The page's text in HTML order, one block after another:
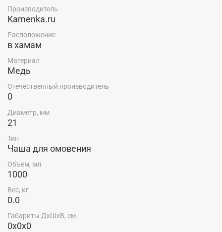
Производитель
Kamenka.ru
Расположение
в хамам
Материал
Медь
Отечественный производитель
0
Диаметр, мм
21
Тип
Чаша для омовения
Объем, мл
1000
Вес, кг
0.0
Габариты ДхШхВ, см
0x0x0